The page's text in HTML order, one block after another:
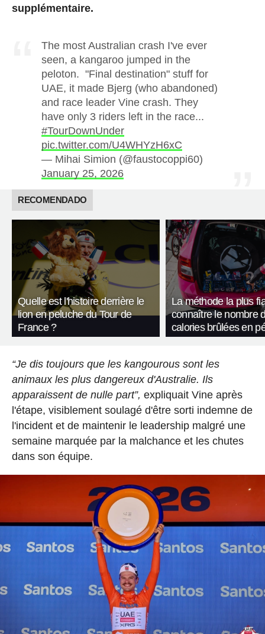
supplémentaire.
The most Australian crash I've ever
seen, a kangaroo jumped in the
peloton. "Final destination" stuff for
UAE, it made Bjerg (who abandoned)
and race leader Vine crash. They
have only 3 riders left in the race...
#TourDownUnder
pic.twitter.com/U4WHYzH6xC
— Mihai Simion (@faustocoppi60)
January 25, 2026
RECOMENDADO
Quelle est l'histoire derrière le
lion en peluche du Tour de
France ?
La méthode la plus
connaître le nombre
calories brûlées en
“Je dis toujours que les kangourous sont les
animaux les plus dangereux d'Australie. Ils
apparaissent de nulle part”, expliquait Vine après
l'étape, visiblement soulagé d'être sorti indemne de
l'incident et de maintenir le leadership malgré une
semaine marquée par la malchance et les chutes
dans son équipe.